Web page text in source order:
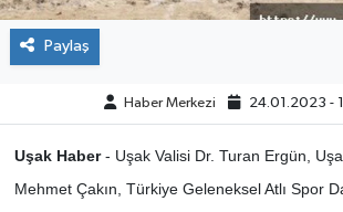
Paylaş
Haber Merkezi 24.01.2023 -
Uşak Haber- Uşak Valisi Dr. Turan Ergün,
Mehmet Çakın, Türkiye Geleneksel Atlı Spor
BİLİM VE TEKNOLOJİ
Magazin